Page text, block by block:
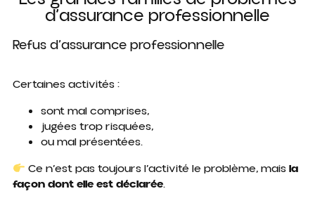
d’assurance professionnelle
Refus d’assurance professionnelle
Certaines activités :
sont mal comprises,
jugées trop risquées,
ou mal présentées.
Ce n’est pas toujours l’activité le problème, maisla
façon dont elle est déclarée.